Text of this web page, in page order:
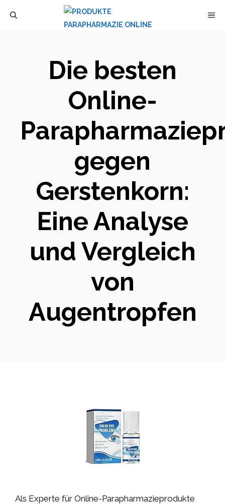
Die besten
Online-
gegen
Gerstenkorn:
Eine Analyse
und Vergleich
von
Augentropfen
Als Experte für Online-Parapharmazieprodukte